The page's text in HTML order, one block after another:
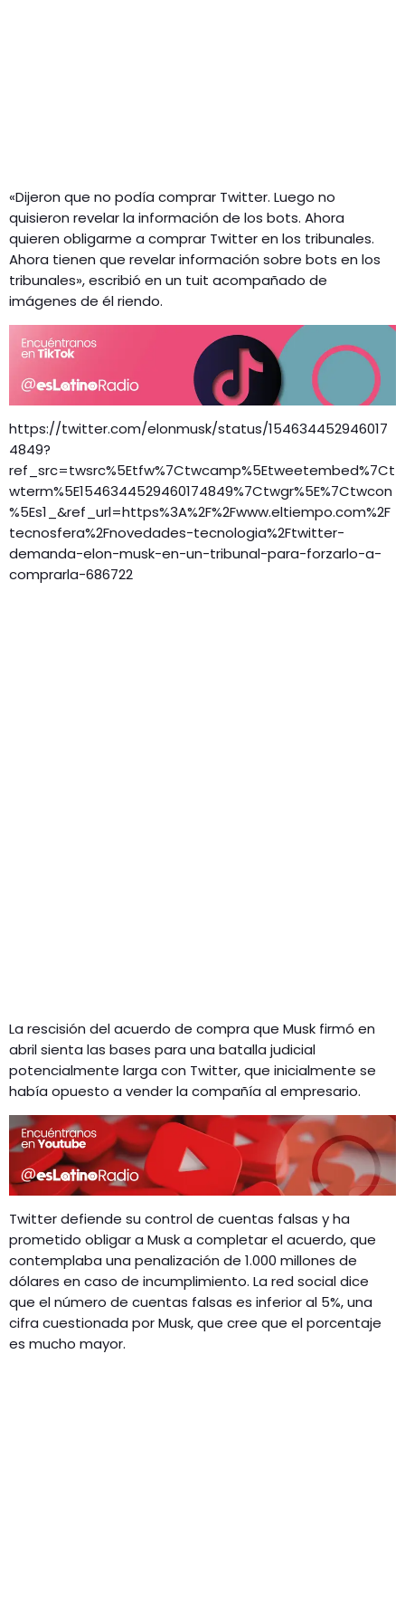
«Dijeron que no podía comprar Twitter. Luego no
quisieron revelar la información de los bots. Ahora
quieren obligarme a comprar Twitter en los tribunales.
Ahora tienen que revelar información sobre bots en los
tribunales», escribió en un tuit acompañado de
imágenes de él riendo.
https://twitter.com/elonmusk/status/154634452946017
4849?
ref_src=twsrc%5Etfw%7Ctwcamp%5Etweetembed%7Ct
wterm%5E1546344529460174849%7Ctwgr%5E%7Ctwcon
%5Es1_&ref_url=https%3A%2F%2Fwww.eltiempo.com%2F
tecnosfera%2Fnovedades-tecnologia%2Ftwitter-
demanda-elon-musk-en-un-tribunal-para-forzarlo-a-
comprarla-686722
La rescisión del acuerdo de compra que Musk firmó en
abril sienta las bases para una batalla judicial
potencialmente larga con Twitter, que inicialmente se
había opuesto a vender la compañía al empresario.
Twitter defiende su control de cuentas falsas y ha
prometido obligar a Musk a completar el acuerdo, que
contemplaba una penalización de 1.000 millones de
dólares en caso de incumplimiento. La red social dice
que el número de cuentas falsas es inferior al 5%, una
cifra cuestionada por Musk, que cree que el porcentaje
es mucho mayor.